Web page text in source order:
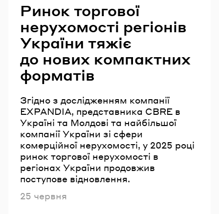
Ринок торгової
нерухомості регіонів
України тяжіє
до нових компактних
форматів
Згідно з дослідженням компанії
EXPANDIA, представника CBRE в
Україні та Молдові та найбільшої
компанії України зі сфери
комерційної нерухомості, у 2025 році
ринок торгової нерухомості в
регіонах України продовжив
поступове відновлення.
Опубліковано
25 червня